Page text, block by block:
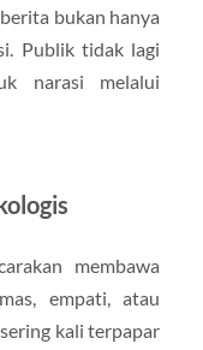
bukan hanya
Publik tidak lagi
narasi melalui
membawa
empati, atau
kali terpapar